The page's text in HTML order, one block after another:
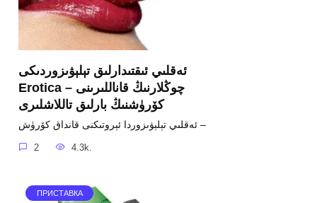
ئەقلىي ئىقتىدارلىق تېلېۋىزوردىكى
Erotica – چوڭلارنىڭ قاناللىرىنى
كۆرۈشنىڭ بارلىق تاللاشلىرى
ئەقلىي تېلېۋىزوردا ئېروتىكنى قانداق كۆرۈش –
2 4.3k.
ПРИСТАВКА